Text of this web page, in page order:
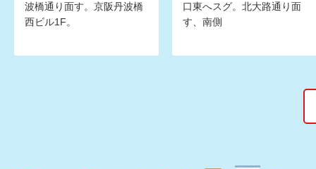
波橋通り面す。京阪丹波橋
西ビル1F。
口東へスグ。北大路通り面
す、南側